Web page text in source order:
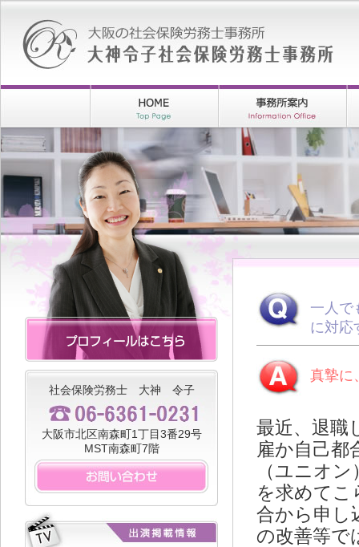
社会保険労務士 大神 令子
大阪市北区南森町1丁目3番29号
MST南森町7階
一人で
に対応
真摯に
最近、退職
雇か自己都
（ユニオ
を求めてこ
合から申し
の改善等で